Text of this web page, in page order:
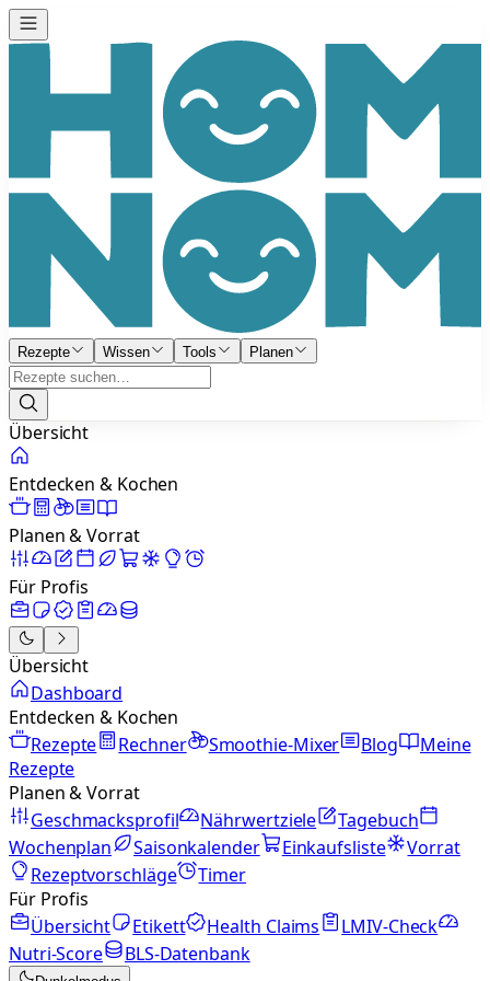
Rezepte Wissen Tools Planen
Übersicht
Entdecken & Kochen
Planen & Vorrat
Für Profis
Übersicht
Dashboard
Entdecken & Kochen
Rezepte
Rechner Smoothie-Mixer Blog
Meine
Rezepte
Planen & Vorrat
Geschmacksprofil
Nährwertziele
Tagebuch
Wochenplan
Saisonkalender Einkaufsliste
Vorrat
Rezeptvorschläge
Timer
Für Profis
Übersicht
Etikett Health Claims
LMIV-Check
Nutri-Score
BLS-Datenbank